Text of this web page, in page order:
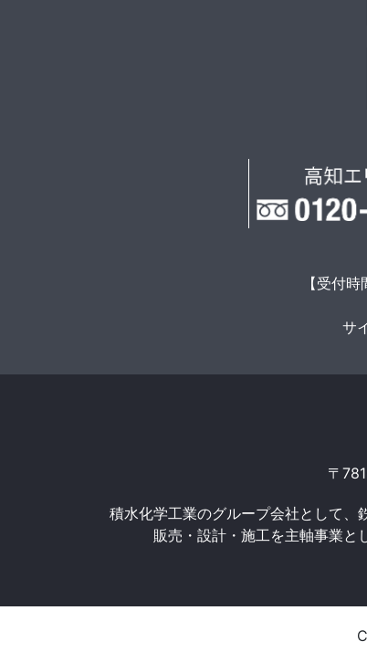
【受付
サ
〒
積水化学工業のグループ会社として、
販売・設計・施工を主軸事業と